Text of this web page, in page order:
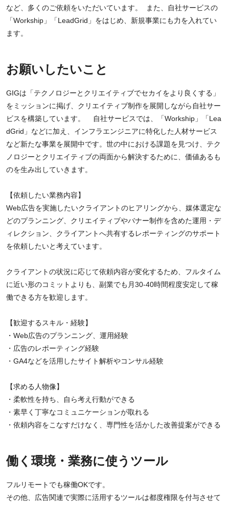
など、多くのご依頼をいただいています。 また、自社サービスの
「Workship」「LeadGrid」をはじめ、新規事業にも力を入れてい
ます。
お願いしたいこと
GIGは「テクノロジーとクリエイティブでセカイをより良くする」
をミッションに掲げ、クリエイティブ制作を展開しながら自社サー
ビスを構築しています。 自社サービスでは、「Workship」「Lea
dGrid」などに加え、インフラエンジニアに特化した人材サービス
など新たな事業を展開中です。世の中における課題を見つけ、テク
ノロジーとクリエイティブの両面から解決するために、価値あるも
のを生み出していきます。
【依頼したい業務内容】
Web広告を実施したいクライアントのヒアリングから、媒体選定な
どのプランニング、クリエイティブやバナー制作を含めた運用・デ
ィレクション、クライアントへ共有するレポーティングのサポート
を依頼したいと考えています。
クライアントの状況に応じて依頼内容が変化するため、フルタイム
に近い形のコミットよりも、副業でも月30-40時間程度安定して稼
働できる方を歓迎します。
【歓迎するスキル・経験】
・Web広告のプランニング、運用経験
・広告のレポーティング経験
・GA4などを活用したサイト解析やコンサル経験
【求める人物像】
・柔軟性を持ち、自ら考え行動ができる
・素早く丁寧なコミュニケーションが取れる
・依頼内容をこなすだけなく、専門性を活かした改善提案ができる
働く環境・業務に使うツール
フルリモートでも稼働OKです。
その他、広告関連で実際に活用するツールは都度権限を付与させて